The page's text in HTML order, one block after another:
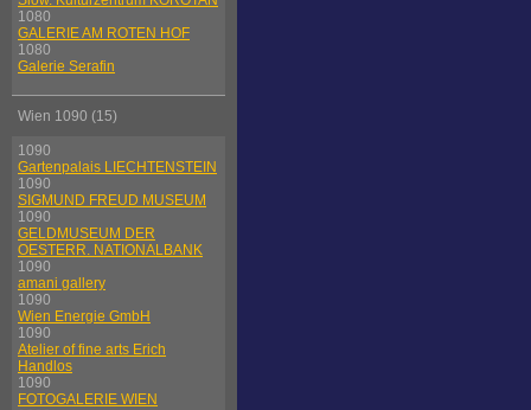
1080
GALERIE AM ROTEN HOF
1080
Galerie Serafin
Wien 1090 (15)
1090
Gartenpalais LIECHTENSTEIN
1090
SIGMUND FREUD MUSEUM
1090
GELDMUSEUM DER
OESTERR. NATIONALBANK
1090
amani gallery
1090
Wien Energie GmbH
1090
Atelier of fine arts Erich
Handlos
1090
FOTOGALERIE WIEN